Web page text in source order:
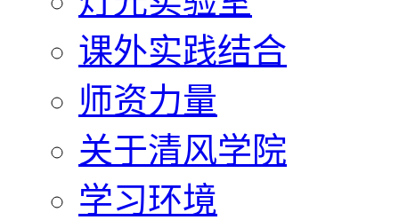
课外实践结合
师资力量
关于清风学院
学习环境